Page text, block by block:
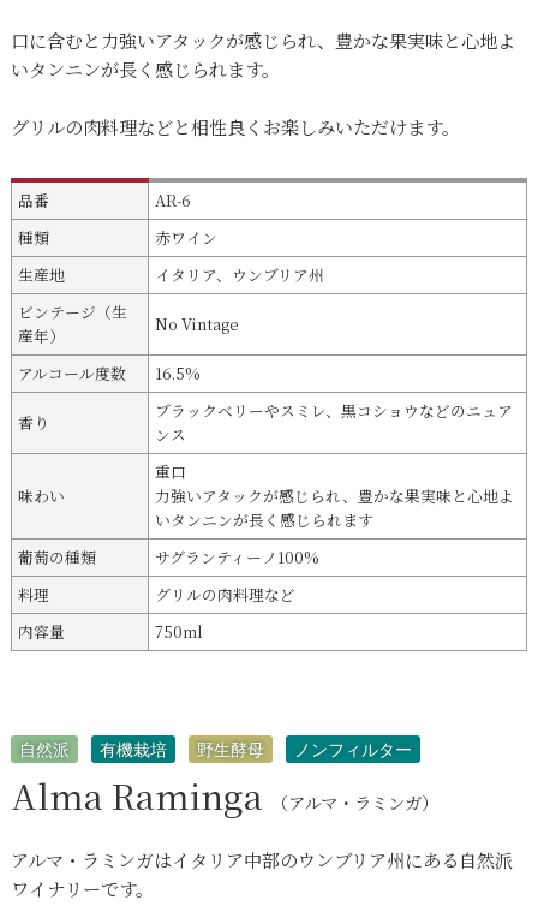
口に含むと力強いアタックが感じられ、豊かな果実味と心地よ
いタンニンが長く感じられます。
グリルの肉料理などと相性良くお楽しみいただけます。
品番
AR-6
種類
赤ワイン
生産地
イタリア、ウンブリア州
ビンテージ（生
産年）
No Vintage
アルコール度数 16.5%
香り
ブラックベリーやスミレ、黒コショウなどのニュア
ンス
味わい
重口
力強いアタックが感じられ、豊かな果実味と心地よ
いタンニンが長く感じられます
葡萄の種類
サグランティーノ100%
料理
グリルの肉料理など
内容量
750ml
自然派 有機栽培 野生酵母 ノンフィルター
Alma Raminga （アルマ・ラミンガ）
アルマ・ラミンガはイタリア中部のウンブリア州にある自然派
ワイナリーです。